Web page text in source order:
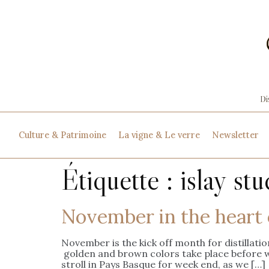
Culture & Patrimoine La vigne & Le verre Newsletter
Étiquette : islay
November in the
November is the kick off month for
golden and brown colors take place before
stroll in Pays Basque for week end, as we […]